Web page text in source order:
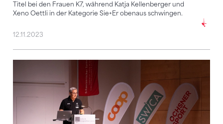
Titel bei den Frauen K7, während Katja Kellenberger und
Xeno Oettli in der Kategorie Sie+Er obenaus schwingen.
12.11.2023
Neue Strategie wird einhellig getragen